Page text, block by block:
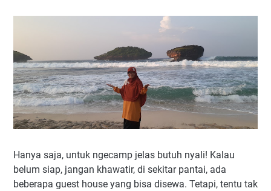
Hanya saja, untuk ngecamp jelas butuh nyali! Kalau
belum siap, jangan khawatir, di sekitar pantai, ada
beberapa guest house yang bisa disewa. Tetapi, tentu tak